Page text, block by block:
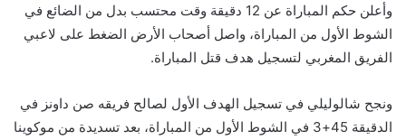
وأعلن حكم المباراة عن 12 دقيقة وقت محتسب بدل من الضائع في
الشوط الأول من المباراة، واصل أصحاب الأرض الضغط على لاعبي
الفريق المغربي لتسجيل هدف قتل المباراة.
ونجح شالوليلي في تسجيل الهدف الأول لصالح فريقه صن داونز في
الدقيقة 45+3 في الشوط الأول من المباراة، بعد تسديدة من موكوينا